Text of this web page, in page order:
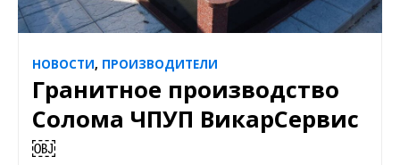
НОВОСТИ, ПРОИЗВОДИТЕЛИ
Гранитное производство
Солома ЧПУП ВикарСервис
￼